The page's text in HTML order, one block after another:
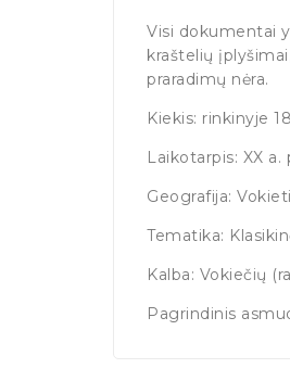
Visi dokumentai
kraštelių
praradimų nėra.
Kiekis: rinkinyje
Laikotarpis: XX a.
Geografija:
Tematika:
Kalba: Vokiečių
Pagrindinis